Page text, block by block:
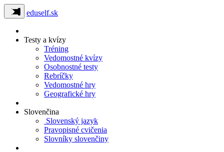
eduself.sk
Testy a kvízy
Tréning
Vedomostné kvízy
Osobnostné testy
Rebríčky
Vedomostné hry
Geografické hry
Slovenčina
Slovenský jazyk
Pravopisné cvičenia
Slovníky slovenčiny